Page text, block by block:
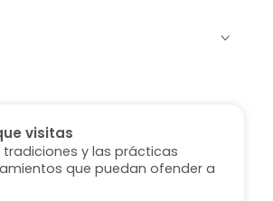
visitas
y las prácticas
que puedan ofender a